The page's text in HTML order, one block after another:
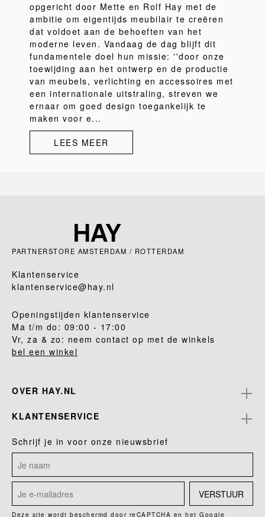
opgericht door Mette en Rolf Hay met de
ambitie om eigentijds meubilair te creëren
dat voldoet aan de behoeften van het
moderne leven. Vandaag de dag blijft dit
fundamentele doel hun missie: ''door onze
toewijding aan het ontwerp en de productie
van meubels, verlichting en accessoires met
een internationale uitstraling, streven we
ernaar om goed design toegankelijk te
maken voor e...
LEES MEER
PARTNERSTORE AMSTERDAM / ROTTERDAM
Klantenservice
klantenservice@hay.nl
Openingstijden klantenservice
Ma t/m do: 09:00 - 17:00
Vr, za & zo: neem contact op met de winkels
bel een winkel
OVER HAY.NL
KLANTENSERVICE
Schrijf je in voor onze nieuwsbrief
VERSTUUR
Deze site wordt beschermd door reCAPTCHA en het Google